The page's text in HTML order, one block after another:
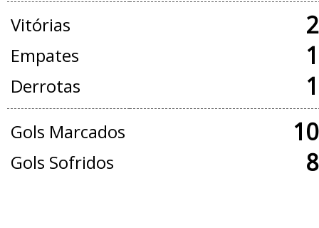
Vitórias
Empates
Derrotas
Gols Marcados
Gols Sofridos